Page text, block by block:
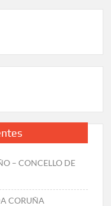
– CONCELLO DE
CORUÑA